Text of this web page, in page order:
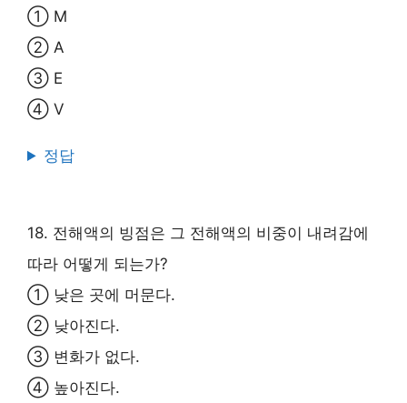
① M
② A
③ E
④ V
정답
18. 전해액의 빙점은 그 전해액의 비중이 내려감에
따라 어떻게 되는가?
① 낮은 곳에 머문다.
② 낮아진다.
③ 변화가 없다.
④ 높아진다.